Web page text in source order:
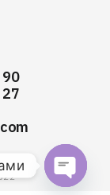
90
27
Open